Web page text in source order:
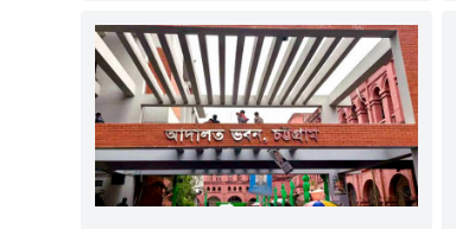
করেছেন আদালত। একই সঙ্গে তাকে ২৪ ঘণ্টার মধ্যে
আত্মসমর্পণের নির্দেশ দেওয়া হয়েছে।বৃহস্পতিবার (৬
আগস্ট) বিষয়টি নিশ্চিত করেন অ্যাটর্নি জেনারেল মো.
রুহুল কুদ্দুস কাজল।এর আগে গত ২ আগস্ট হাইকোর্টের
বিচারপতি জাকির আহমেদ ও বিচারপতি সাথীকা...